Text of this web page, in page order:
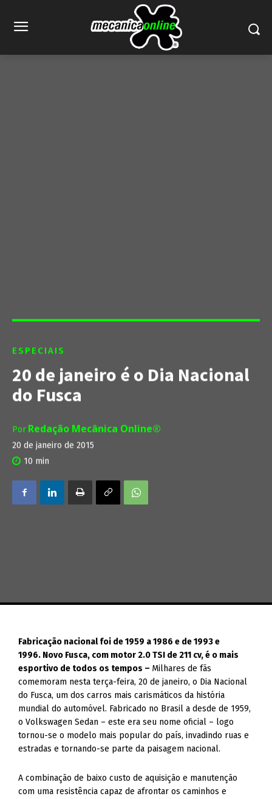
ESPECIAIS
20 de janeiro é o Dia Nacional
do Fusca
Por Redação Mecânica Online®
20 de janeiro de 2015
10 min
Fabricação nacional foi de 1959 a 1986 e de 1993 e
1996. Novo Fusca, com motor 2.0 TSI de 211 cv, é o mais
esportivo de todos os tempos – Milhares de fãs
comemoram nesta terça-feira, 20 de janeiro, o Dia Nacional
do Fusca, um dos carros mais carismáticos da história
mundial do automóvel. Fabricado no Brasil a desde de 1959,
o Volkswagen Sedan – este era seu nome oficial – logo
tornou-se o modelo mais popular do país, invadindo ruas e
estradas e tornando-se parte da paisagem nacional.
A combinação de baixo custo de aquisição e manutenção
com uma resistência capaz de afrontar os caminhos e